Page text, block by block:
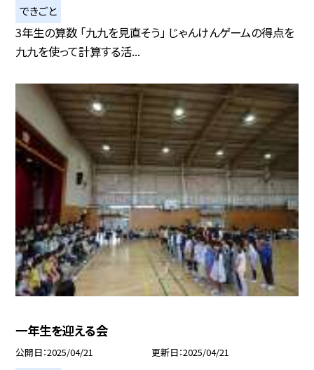
できごと
3年生の算数 「九九を見直そう」 じゃんけんゲームの得点を
九九を使って計算する活...
一年生を迎える会
公開日 2025/04/21 更新日 2025/04/21